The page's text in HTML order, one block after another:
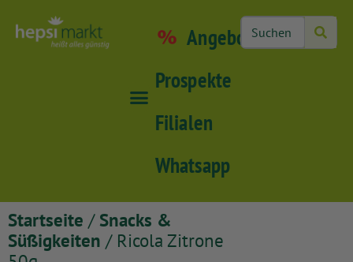
Angebote
Prospekte
Filialen
Whatsapp
Startseite / Snacks &
Süßigkeiten / Ricola Zitrone